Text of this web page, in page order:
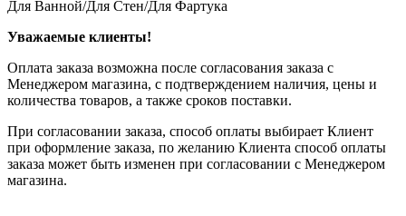
Для Ванной/Для Стен/Для Фартука
Уважаемые клиенты!
Оплата заказа возможна после согласования заказа с
Менеджером магазина, с подтверждением наличия, цены и
количества товаров, а также сроков поставки.
При согласовании заказа, способ оплаты выбирает Клиент
при оформление заказа, по желанию Клиента способ оплаты
заказа может быть изменен при согласовании с Менеджером
магазина.